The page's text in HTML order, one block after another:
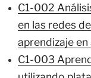
C1-002
en las redes
aprendizaje
C1-003